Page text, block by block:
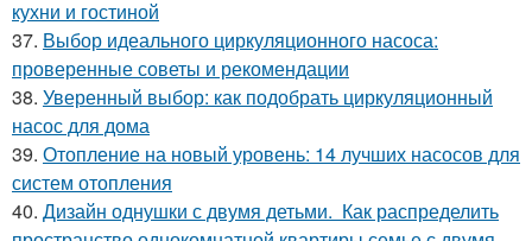
кухни и гостиной
37. Выбор идеального циркуляционного насоса:
проверенные советы и рекомендации
38. Уверенный выбор: как подобрать циркуляционный
насос для дома
39. Отопление на новый уровень: 14 лучших насосов для
систем отопления
40. Дизайн однушки с двумя детьми. Как распределить